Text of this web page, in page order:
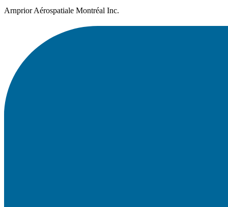
Arnprior Aérospatiale Montréal Inc.